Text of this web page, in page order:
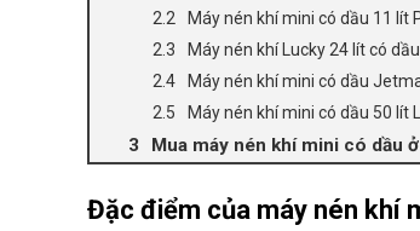
Máy nén khí mini có dầu 11 lít
Máy nén khí Lucky 24 lít có dầu
Máy nén khí mini có dầu
Máy nén khí mini có dầu 50 lít
Mua máy nén khí mini có dầu
Đặc điểm của máy nén khí